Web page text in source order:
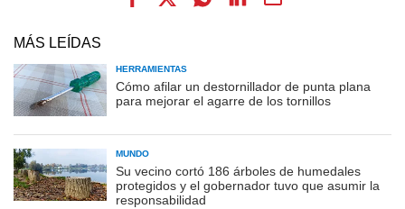
MÁS LEÍDAS
HERRAMIENTAS
Cómo afilar un destornillador de punta plana
para mejorar el agarre de los tornillos
MUNDO
Su vecino cortó 186 árboles de humedales
protegidos y el gobernador tuvo que asumir la
responsabilidad